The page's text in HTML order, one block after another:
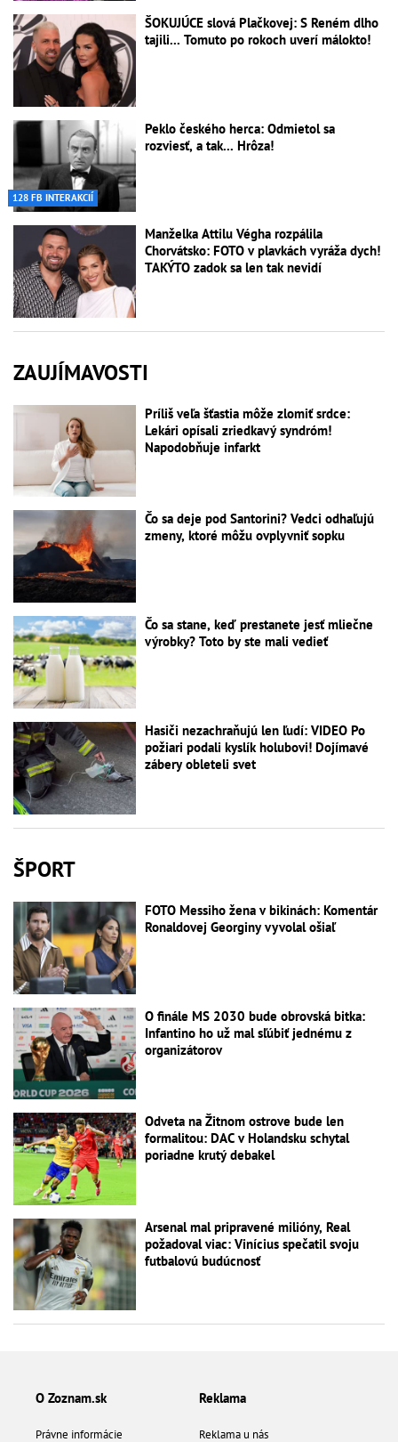
ŠOKUJÚCE slová Plačkovej: S Reném dlho
tajili... Tomuto po rokoch uverí málokto!
128 FB INTERAKCIÍ
Peklo českého herca: Odmietol sa
rozviesť, a tak... Hrôza!
Manželka Attilu Végha rozpálila
Chorvátsko: FOTO v plavkách vyráža dych!
TAKÝTO zadok sa len tak nevidí
ZAUJÍMAVOSTI
Príliš veľa šťastia môže zlomiť srdce:
Lekári opísali zriedkavý syndróm!
Napodobňuje infarkt
Čo sa deje pod Santorini? Vedci odhaľujú
zmeny, ktoré môžu ovplyvniť sopku
Čo sa stane, keď prestanete jesť mliečne
výrobky? Toto by ste mali vedieť
Hasiči nezachraňujú len ľudí: VIDEO Po
požiari podali kyslík holubovi! Dojímavé
zábery obleteli svet
ŠPORT
FOTO Messiho žena v bikinách: Komentár
Ronaldovej Georginy vyvolal ošiaľ
O finále MS 2030 bude obrovská bitka:
Infantino ho už mal sľúbiť jednému z
organizátorov
Odveta na Žitnom ostrove bude len
formalitou: DAC v Holandsku schytal
poriadne krutý debakel
Arsenal mal pripravené milióny, Real
požadoval viac: Vinícius spečatil svoju
futbalovú budúcnosť
O Zoznam.sk
Právne informácie
Reklama
Reklama u nás